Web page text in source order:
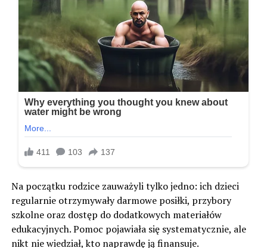
Na początku rodzice zauważyli tylko jedno: ich dzieci
regularnie otrzymywały darmowe posiłki, przybory
szkolne oraz dostęp do dodatkowych materiałów
edukacyjnych. Pomoc pojawiała się systematycznie, ale
nikt nie wiedział, kto naprawdę ją finansuje.